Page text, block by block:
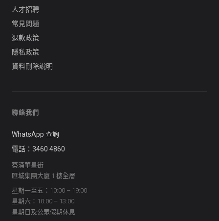
人才招聘
常見問題
退款政策
隱私政策
資料刪除說明
聯絡我們
WhatsApp 查詢
電話：3460 4860
葵涌華星街
匯城集團大廈 1 樓全層
星期一至五：10:00 – 19:00
星期六：10:00 – 13:00
星期日及公眾假期休息